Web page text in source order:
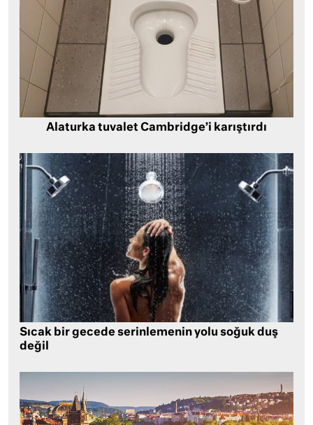
Alaturka tuvalet Cambridge’i karıştırdı
Sıcak bir gecede serinlemenin yolu soğuk duş
değil